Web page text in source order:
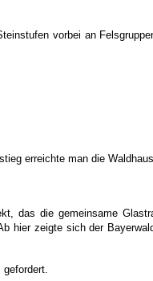
vorbei an
erreichte man die
das die gemeinsame
hier zeigte sich der